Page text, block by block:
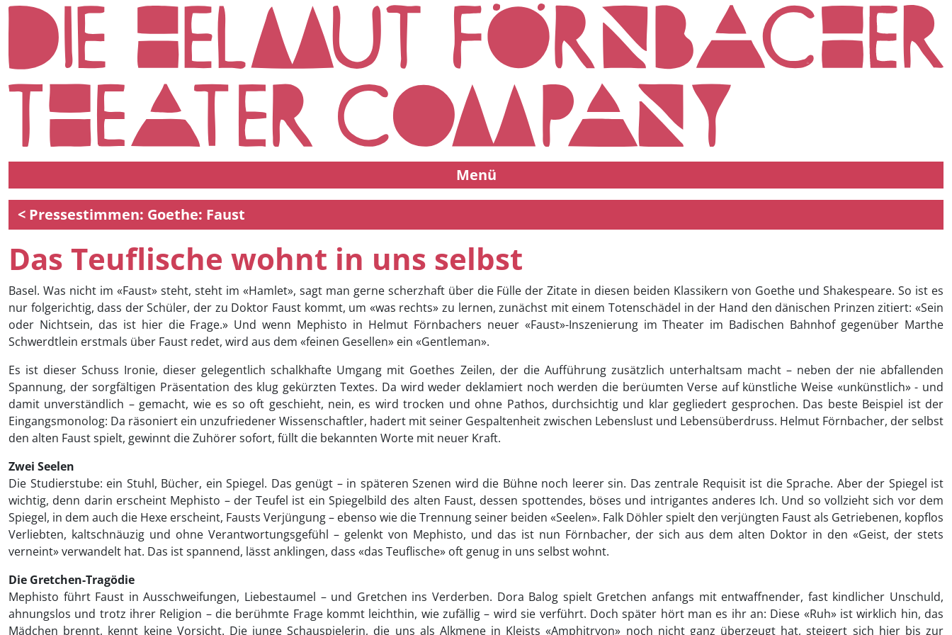
Menü
< Pressestimmen: Goethe: Faust
Das Teuflische wohnt in uns selbst
Basel. Was nicht im «Faust» steht, steht im «Hamlet», sagt man gerne scherzhaft über die Fülle der Zitate in diesen beiden Klassikern von Goethe und Shakespeare. So ist es
nur folgerichtig, dass der Schüler, der zu Doktor Faust kommt, um «was rechts» zu lernen, zunächst mit einem Totenschädel in der Hand den dänischen Prinzen zitiert: «Sein
oder Nichtsein, das ist hier die Frage.» Und wenn Mephisto in Helmut Förnbachers neuer «Faust»-Inszenierung im Theater im Badischen Bahnhof gegenüber Marthe
Schwerdtlein erstmals über Faust redet, wird aus dem «feinen Gesellen» ein «Gentleman».
Es ist dieser Schuss Ironie, dieser gelegentlich schalkhafte Umgang mit Goethes Zeilen, der die Aufführung zusätzlich unterhaltsam macht – neben der nie abfallenden
Spannung, der sorgfältigen Präsentation des klug gekürzten Textes. Da wird weder deklamiert noch werden die berüumten Verse auf künstliche Weise «unkünstlich» - und
damit unverständlich – gemacht, wie es so oft geschieht, nein, es wird trocken und ohne Pathos, durchsichtig und klar gegliedert gesprochen. Das beste Beispiel ist der
Eingangsmonolog: Da räsoniert ein unzufriedener Wissenschaftler, hadert mit seiner Gespaltenheit zwischen Lebenslust und Lebensüberdruss. Helmut Förnbacher, der selbst
den alten Faust spielt, gewinnt die Zuhörer sofort, füllt die bekannten Worte mit neuer Kraft.
Zwei Seelen
Die Studierstube: ein Stuhl, Bücher, ein Spiegel. Das genügt – in späteren Szenen wird die Bühne noch leerer sin. Das zentrale Requisit ist die Sprache. Aber der Spiegel ist
wichtig, denn darin erscheint Mephisto – der Teufel ist ein Spiegelbild des alten Faust, dessen spottendes, böses und intrigantes anderes Ich. Und so vollzieht sich vor dem
Spiegel, in dem auch die Hexe erscheint, Fausts Verjüngung – ebenso wie die Trennung seiner beiden «Seelen». Falk Döhler spielt den verjüngten Faust als Getriebenen, kopflos
Verliebten, kaltschnäuzig und ohne Verantwortungsgefühl – gelenkt von Mephisto, und das ist nun Förnbacher, der sich aus dem alten Doktor in den «Geist, der stets
verneint» verwandelt hat. Das ist spannend, lässt anklingen, dass «das Teuflische» oft genug in uns selbst wohnt.
Die Gretchen-Tragödie
Mephisto führt Faust in Ausschweifungen, Liebestaumel – und Gretchen ins Verderben. Dora Balog spielt Gretchen anfangs mit entwaffnender, fast kindlicher Unschuld,
ahnungslos und trotz ihrer Religion – die berühmte Frage kommt leichthin, wie zufällig – wird sie verführt. Doch später hört man es ihr an: Diese «Ruh» ist wirklich hin, das
Mädchen brennt, kennt keine Vorsicht. Die junge Schauspielerin, die uns als Alkmene in Kleists «Amphitryon» noch nicht ganz überzeugt hat, steigert sich hier bis zur